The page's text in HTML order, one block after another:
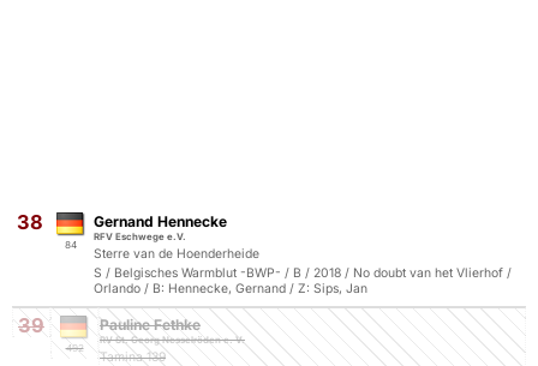
38
84
Gernand Hennecke
RFV Eschwege e.V.
Sterre van de Hoenderheide
S / Belgisches Warmblut -BWP- / B / 2018 / No doubt van het Vlierhof /
Orlando / B: Hennecke, Gernand / Z: Sips, Jan
39
492
Pauline Fethke
RV St. Georg Nesselröden e. V.
Tamina 139